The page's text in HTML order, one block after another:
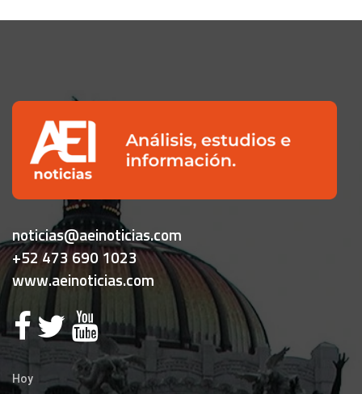
noticias@aeinoticias.com
+52 473 690 1023
www.aeinoticias.com
Hoy